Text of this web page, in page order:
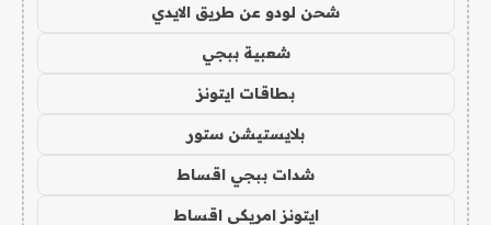
شحن لودو عن طريق الايدي
شعبية ببجي
بطاقات ايتونز
بلايستيشن ستور
شدات ببجي اقساط
ايتونز امريكي اقساط